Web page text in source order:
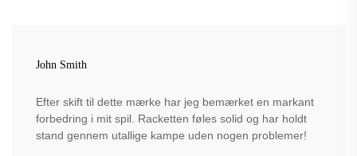
John Smith
Efter skift til dette mærke har jeg bemærket en markant
forbedring i mit spil. Racketten føles solid og har holdt
stand gennem utallige kampe uden nogen problemer!